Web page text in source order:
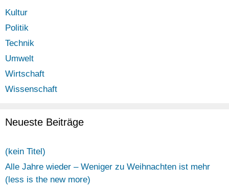
Kultur
Politik
Technik
Umwelt
Wirtschaft
Wissenschaft
Neueste Beiträge
(kein Titel)
Alle Jahre wieder – Weniger zu Weihnachten ist mehr
(less is the new more)